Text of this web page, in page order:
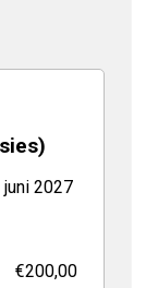
2027
€200,00